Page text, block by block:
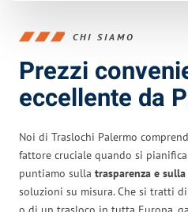
CHI SIAMO
Prezzi
eccellente da
Noi di Traslochi Palermo
fattore cruciale quando si
puntiamo sulla trasparenza e
soluzioni su misura. Che si tratti